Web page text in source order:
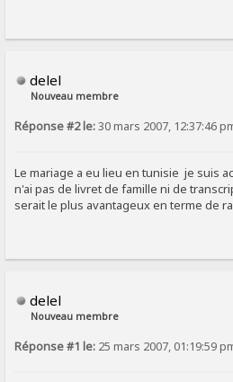
delel
Nouveau membre
Réponse #2 le:30 mars 2007, 12:37:46
Le mariage a eu lieu en tunisie je suis
n'ai pas de livret de famille ni de
serait le plus avantageux en terme de
delel
Nouveau membre
Réponse #1 le: 25 mars 2007, 01:19:59